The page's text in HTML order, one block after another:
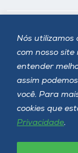
Nós utilizamos
com nosso
entender
assim
você. Para
cookies que
Privacidade.
Siga a